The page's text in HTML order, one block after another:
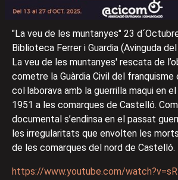
"La veu de les muntanyes" 23
Biblioteca Ferrer i Guardia (Avinguda
La veu de les muntanyes' rescata de
cometre la Guàrdia Civil del franquisme
col·laborava amb la guerrilla maqui en
1951 a les comarques de Castelló.
documental s’endinsa en el passat
les irregularitats que envolten les
de les comarques del nord de Castelló.
https://www.youtube.com/